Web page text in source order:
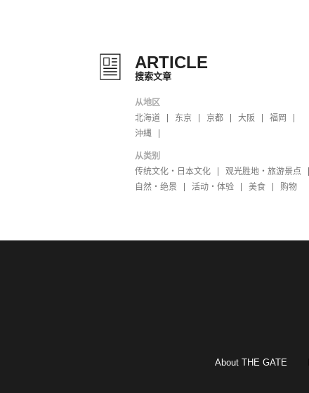
ARTICLE
搜索文章
从地区
北海道
东京 京都 大阪
福岡
沖縄
从类别
传统文化・日本文化
观光胜地・旅游景点
自然・绝景
活动・体验 美食 购物
About THE GATE